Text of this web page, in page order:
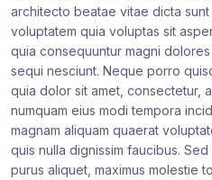
architecto beatae vitae dicta
voluptatem quia voluptas sit
quia consequuntur magni
sequi nesciunt. Neque porro
quia dolor sit amet, consectetur,
numquam eius modi tempora
magnam aliquam quaerat
quis nulla dignissim faucibus.
purus aliquet, maximus molestie